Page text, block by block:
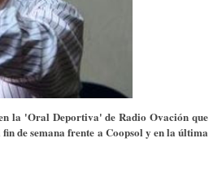
la 'Oral Deportiva' de Radio Ovación que
de semana frente a Coopsol y en la última